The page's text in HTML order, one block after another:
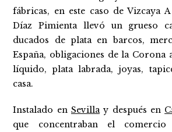
fábricas, en este caso de Vizcaya
Díaz Pimienta llevó un grueso
ducados de plata en barcos,
España, obligaciones de la Corona
líquido, plata labrada, joyas,
casa.
Instalado en Sevillay después en
que concentraban el